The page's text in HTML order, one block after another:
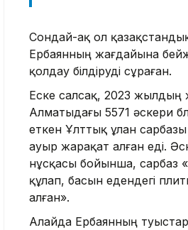
Сондай-ақ ол
Ербаянның жағдайына
қолдау білдіруді сұраған.
Еске салсақ, 2023 жылдың
Алматыдағы 5571 әскери
еткен Ұлттық ұлан
ауыр жарақат алған еді.
нұсқасы бойынша, сарбаз
құлап, басын едендегі
алған».
Алайда Ербаянның